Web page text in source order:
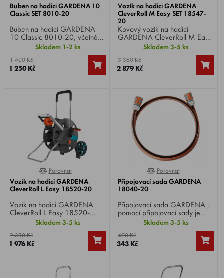
Buben na hadici GARDENA 10
Classic SET 8010-20
Buben na hadici GARDENA
10 Classic 8010-20, včetně
cívky na hadici, 10 m hadice o
průměru 1/2" a všech nutných
dílů systému GARDENA: tři
standardní hadicové spojky,
nastavitelná stříkací pistole s
Skladem 1-2 ks
1 400 Kč
1 250 Kč
Vozík na hadici GARDENA
CleverRoll M Easy SET 18547-
20
Kovový vozík na hadici
GARDENA CleverRoll M Easy
m hadice Comfort FLEX 13
mm, Original GARDENA
systémové díly a postřikovač.
Skladem 3-5 ks
3 360 Kč
2 879 Kč
0%
Porovnat
Vozík na hadici GARDENA
CleverRoll L Easy 18520-20
Vozík na hadici GARDENA
CleverRoll L Easy 18520-
20, speciálně tvarovaný rám
zaručuje vysokou stabilitu
vozíku, úhlová přípojka uvnitř
bubnu zabraňuje ohnutí
hadice,odolnost proti mrazu.
Skladem 3-5 ks
2 330 Kč
1 976 Kč
0%
Porovnat
Připojovací sada GARDENA
18040-20
Připojovací sada GARDENA ,
pomocí připojovací sady je
možné propojit vozík nebo
držák na hadici se zdrojem
vody.
Skladem 3-5 ks
490 Kč
343 Kč